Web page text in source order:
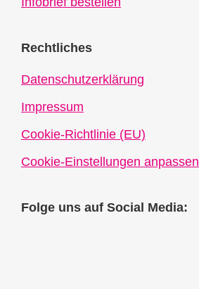
Rechtliches
Datenschutzerklärung
Impressum
Cookie-Richtlinie (EU)
Cookie-Einstellungen anpassen
Folge uns auf Social Media: